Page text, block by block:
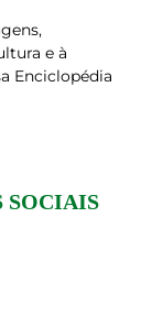
e à
Enciclopédia
SOCIAIS